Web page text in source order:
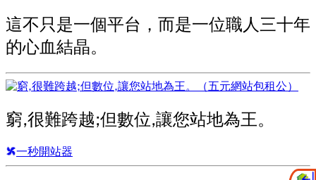
這不只是一個平台，而是一位職人三十年
的心血結晶。
窮,很難跨越;但數位,讓您站地為王。
一秒開站器